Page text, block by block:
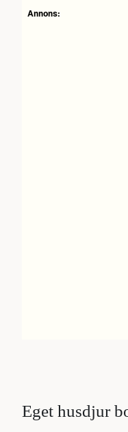
Annons:
Eget husdjur